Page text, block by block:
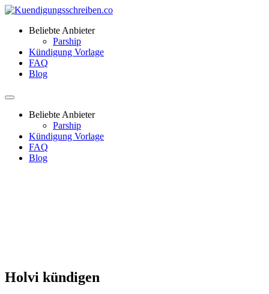
Beliebte Anbieter
Parship
Kündigung Vorlage
FAQ
Blog
Beliebte Anbieter
Parship
Kündigung Vorlage
FAQ
Blog
Holvi kündigen